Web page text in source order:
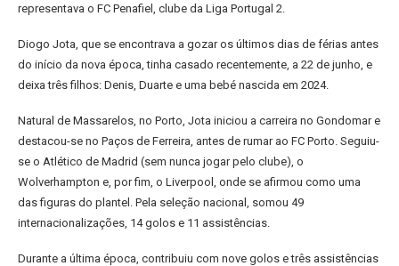
representava o FC Penafiel, clube da Liga Portugal 2.
Diogo Jota, que se encontrava a gozar os últimos dias de férias antes
do início da nova época, tinha casado recentemente, a 22 de junho, e
deixa três filhos: Denis, Duarte e uma bebé nascida em 2024.
Natural de Massarelos, no Porto, Jota iniciou a carreira no Gondomar e
destacou-se no Paços de Ferreira, antes de rumar ao FC Porto. Seguiu-
se o Atlético de Madrid (sem nunca jogar pelo clube), o
Wolverhampton e, por fim, o Liverpool, onde se afirmou como uma
das figuras do plantel. Pela seleção nacional, somou 49
internacionalizações, 14 golos e 11 assistências.
Durante a última época, contribuiu com nove golos e três assistências